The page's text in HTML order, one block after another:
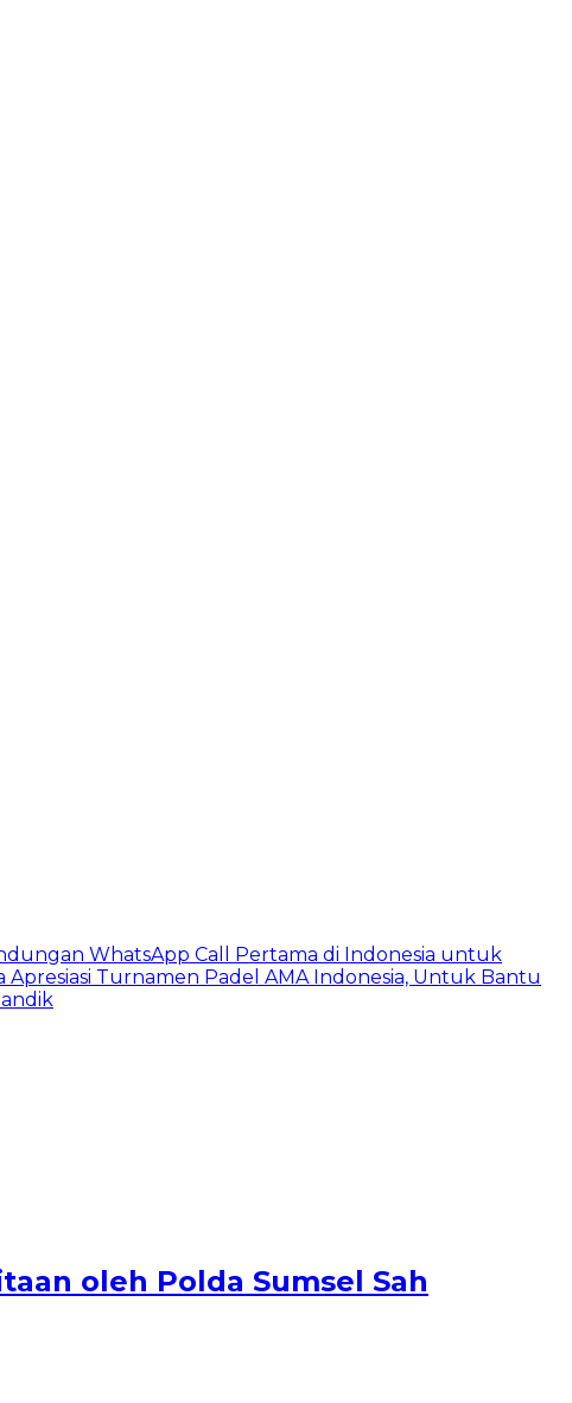
WhatsApp Call Pertama di Indonesia untuk
Apresiasi Turnamen Padel AMA Indonesia, Untuk Bantu
oleh Polda Sumsel Sah